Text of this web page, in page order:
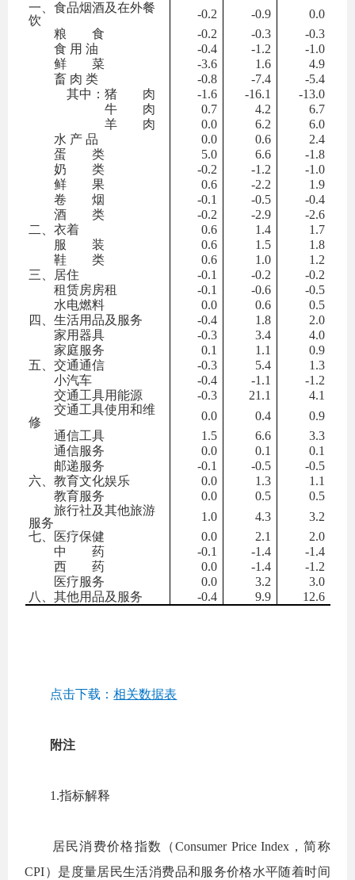
一、食品烟酒及在外餐
饮
-0.2 -0.9
0.0
粮 食
-0.2 -0.3
-0.3
食 用 油
-0.4 -1.2
-1.0
鲜 菜
-3.6 1.6
4.9
畜 肉 类
-0.8 -7.4
-5.4
其中：猪 肉
-1.6 -16.1
-13.0
牛 肉
0.7 4.2
6.7
羊 肉
0.0 6.2
6.0
水 产 品
0.0 0.6
2.4
蛋 类
5.0 6.6
-1.8
奶 类
-0.2 -1.2
-1.0
鲜 果
0.6 -2.2
1.9
卷 烟
-0.1 -0.5
-0.4
酒 类
-0.2 -2.9
-2.6
二、衣着
0.6 1.4
1.7
服 装
0.6 1.5
1.8
鞋 类
0.6 1.0
1.2
三、居住
-0.1 -0.2
-0.2
租赁房房租
-0.1 -0.6
-0.5
水电燃料
0.0 0.6
0.5
四、生活用品及服务
-0.4 1.8
2.0
家用器具
-0.3 3.4
4.0
家庭服务
0.1 1.1
0.9
五、交通通信
-0.3 5.4
1.3
小汽车
-0.4 -1.1
-1.2
交通工具用能源
-0.3 21.1
4.1
交通工具使用和维
修
0.0 0.4
0.9
通信工具
1.5 6.6
3.3
通信服务
0.0 0.1
0.1
邮递服务
-0.1 -0.5
-0.5
六、教育文化娱乐
0.0 1.3
1.1
教育服务
0.0 0.5
0.5
旅行社及其他旅游
服务
1.0 4.3
3.2
七、医疗保健
0.0 2.1
2.0
中 药
-0.1 -1.4
-1.4
西 药
0.0 -1.4
-1.2
医疗服务
0.0 3.2
3.0
八、其他用品及服务
-0.4 9.9 12.6
点击下载：相关数据表
附注
1.指标解释
居民消费价格指数（Consumer Price Index，简称
CPI）是度量居民生活消费品和服务价格水平随着时间